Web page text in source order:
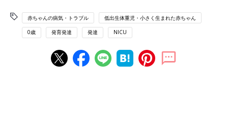
赤ちゃんの病気・トラブル 低出生体重児・小さく生まれた赤ちゃん
0歳 発育発達 発達 NICU